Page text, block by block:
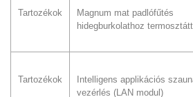
Tartozékok
Magnum mat padlófűtés
hidegburkolathoz
Tartozékok
Intelligens applikációs
vezérlés (LAN modul)